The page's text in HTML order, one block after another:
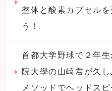
整体と酸素カプセル
う！
首都大学野球で２年
院大學の山崎君が久
メソッドでヘッドス